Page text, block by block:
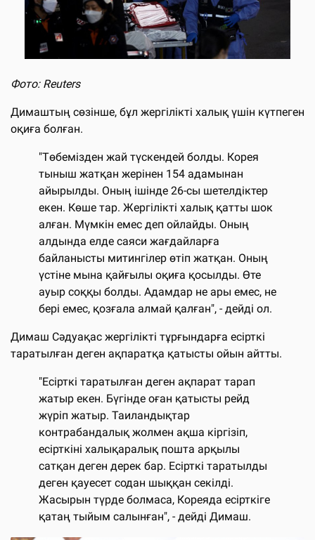
Фото: Reuters
Димаштың сөзінше, бұл жергілікті халық үшін күтпеген
оқиға болған.
"Төбемізден жай түскендей болды. Корея
тыныш жатқан жерінен 154 адамынан
айырылды. Оның ішінде 26-сы шетелдіктер
екен. Көше тар. Жергілікті халық қатты шок
алған. Мүмкін емес деп ойлайды. Оның
алдында елде саяси жағдайларға
байланысты митингілер өтіп жатқан. Оның
үстіне мына қайғылы оқиға қосылды. Өте
ауыр соққы болды. Адамдар не ары емес, не
бері емес, қозғала алмай қалған", - дейді ол.
Димаш Сәдуақас жергілікті тұрғындарға есірткі
таратылған деген ақпаратқа қатысты ойын айтты.
"Есірткі таратылған деген ақпарат тарап
жатыр екен. Бүгінде оған қатысты рейд
жүріп жатыр. Таиландықтар
контрабандалық жолмен ақша кіргізіп,
есірткіні халықаралық пошта арқылы
сатқан деген дерек бар. Есірткі таратылды
деген қауесет содан шыққан секілді.
Жасырын түрде болмаса, Кореяда есірткіге
қатаң тыйым салынған", - дейді Димаш.